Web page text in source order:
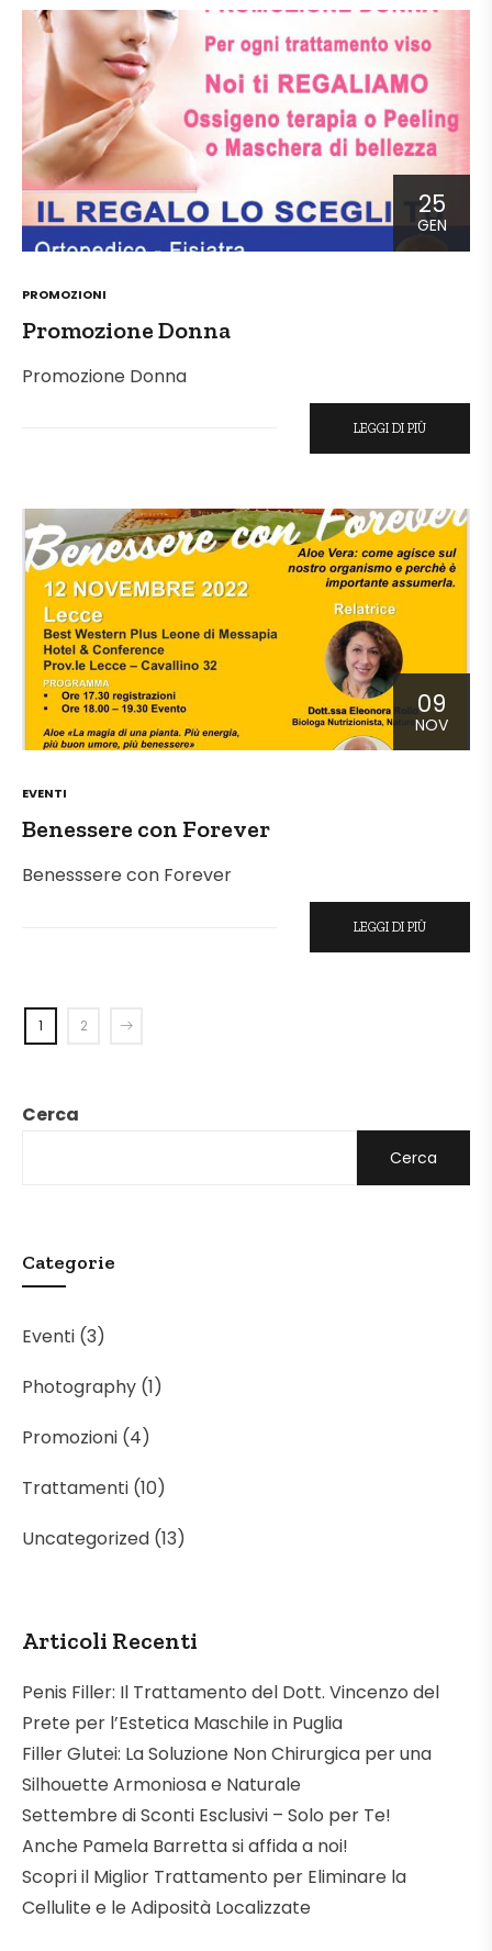
Cerca
Cerca
Categorie
Eventi (3)
Photography (1)
Promozioni (4)
Trattamenti (10)
Uncategorized (13)
Articoli Recenti
Penis Filler: Il Trattamento del Dott. Vincenzo del
Prete per l’Estetica Maschile in Puglia
Filler Glutei: La Soluzione Non Chirurgica per una
Silhouette Armoniosa e Naturale
Settembre di Sconti Esclusivi – Solo per Te!
Anche Pamela Barretta si affida a noi!
Scopri il Miglior Trattamento per Eliminare la
Cellulite e le Adiposità Localizzate
25
GEN
POSTED
PROMOZIONI
Promozione Donna
Promozione Donna
LEGGI DI PIÙ
09
NOV
POSTED
EVENTI
Benessere con Forever
Benesssere con Forever
LEGGI DI PIÙ
1 2